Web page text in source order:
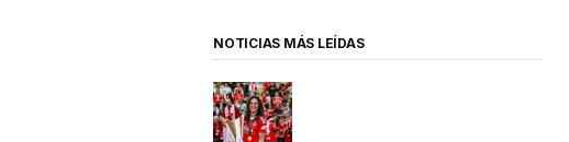
NOTICIAS MÁS LEÍDAS